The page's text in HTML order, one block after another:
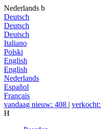
Nederlands b
Deutsch
Deutsch
Deutsch
Italiano
Polski
English
English
Nederlands
Español
Français
vandaag nieuw: 408 |
H